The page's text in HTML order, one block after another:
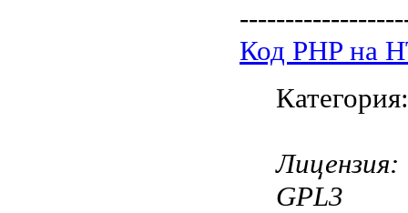
Код PHP на
Лицензия:
GPL3